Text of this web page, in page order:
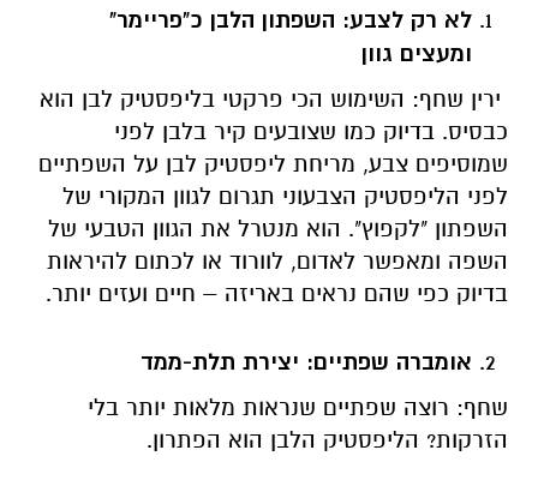
לא רק לצבע: השפתון הלבן כ"פריימר"
ומעצים גוון
ירין שחף: השימוש הכי פרקטי בליפסטיק לבן הוא
כבסיס. בדיוק כמו שצובעים קיר בלבן לפני
שמוסיפים צבע, מריחת ליפסטיק לבן על השפתיים
לפני הליפסטיק הצבעוני תגרום לגוון המקורי של
השפתון "לקפוץ". הוא מנטרל את הגוון הטבעי של
השפה ומאפשר לאדום, לוורוד או לכתום להיראות
בדיוק כפי שהם נראים באריזה – חיים ועזים יותר.
אומברה שפתיים: יצירת תלת-ממד
שחף: רוצה שפתיים שנראות מלאות יותר בלי
הזרקות? הליפסטיק הלבן הוא הפתרון.